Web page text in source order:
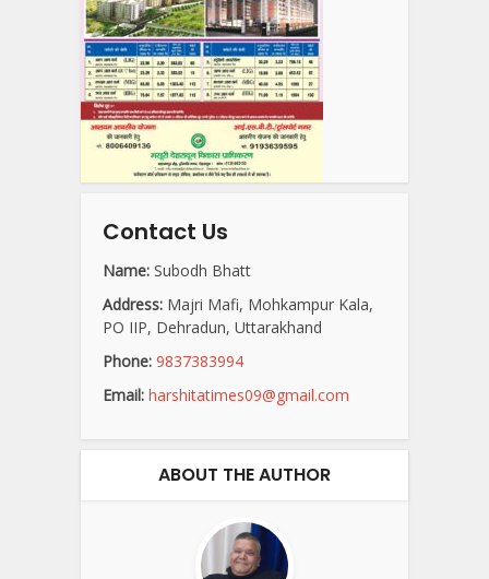
Contact Us
Name: Subodh Bhatt
Address: Majri Mafi, Mohkampur Kala,
PO IIP, Dehradun, Uttarakhand
Phone: 9837383994
Email: harshitatimes09@gmail.com
ABOUT THE AUTHOR